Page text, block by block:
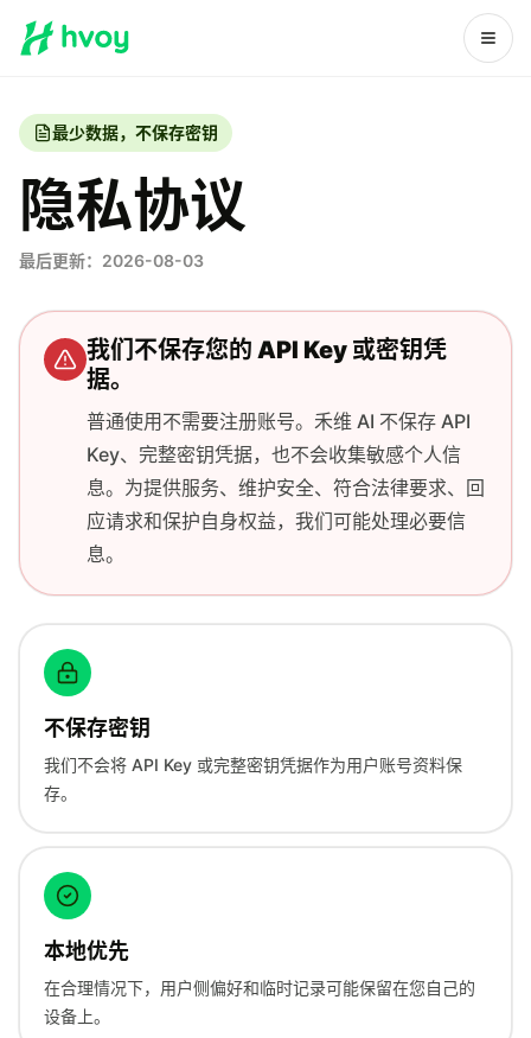
最少数据，不保存密钥
隐私协议
最后更新：2026-08-03
我们不保存您的 API Key 或密钥凭
据。
普通使用不需要注册账号。禾维 AI 不保存 API
Key、完整密钥凭据，也不会收集敏感个人信
息。为提供服务、维护安全、符合法律要求、回
应请求和保护自身权益，我们可能处理必要信
息。
不保存密钥
我们不会将 API Key 或完整密钥凭据作为用户账号资料保
存。
本地优先
在合理情况下，用户侧偏好和临时记录可能保留在您自己的
设备上。